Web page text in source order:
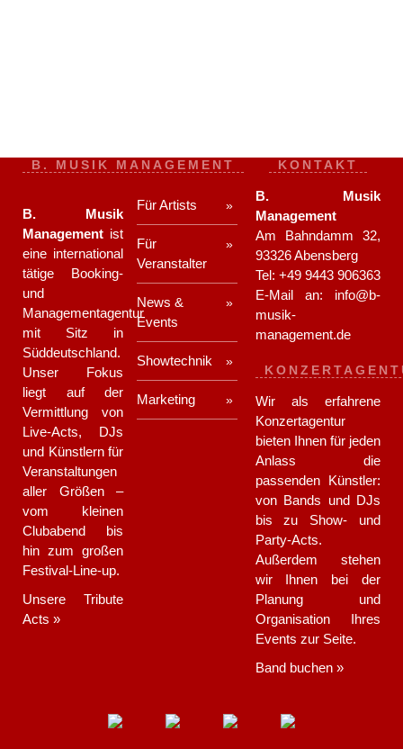
B. MUSIK MANAGEMENT
B. Musik
Management ist
eine international
tätige Booking-
und
Managementagentur
mit Sitz in
Süddeutschland.
Unser Fokus
liegt auf der
Vermittlung von
Live-Acts, DJs
und Künstlern für
Veranstaltungen
aller Größen –
vom kleinen
Clubabend bis
hin zum großen
Festival-Line-up.
Unsere Tribute
Acts »
Für Artists
Für
Veranstalter
News &
Events
Showtechnik
Marketing
KONTAKT
B. Musik
Management
Am Bahndamm 32,
93326 Abensberg
Tel: +49 9443 906363
E-Mail an: info@b-
musik-
management.de
Wir als erfahrene
Konzertagentur
bieten Ihnen für jeden
Anlass die
passenden Künstler:
von Bands und DJs
bis zu Show- und
Party-Acts.
Außerdem stehen
wir Ihnen bei der
Planung und
Organisation Ihres
Events zur Seite.
Band buchen »